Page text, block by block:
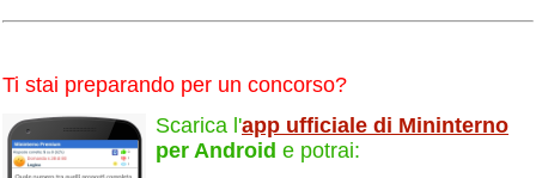
Ti stai preparando per un concorso?
Scarica l'app ufficiale di Mininterno
per Android e potrai: